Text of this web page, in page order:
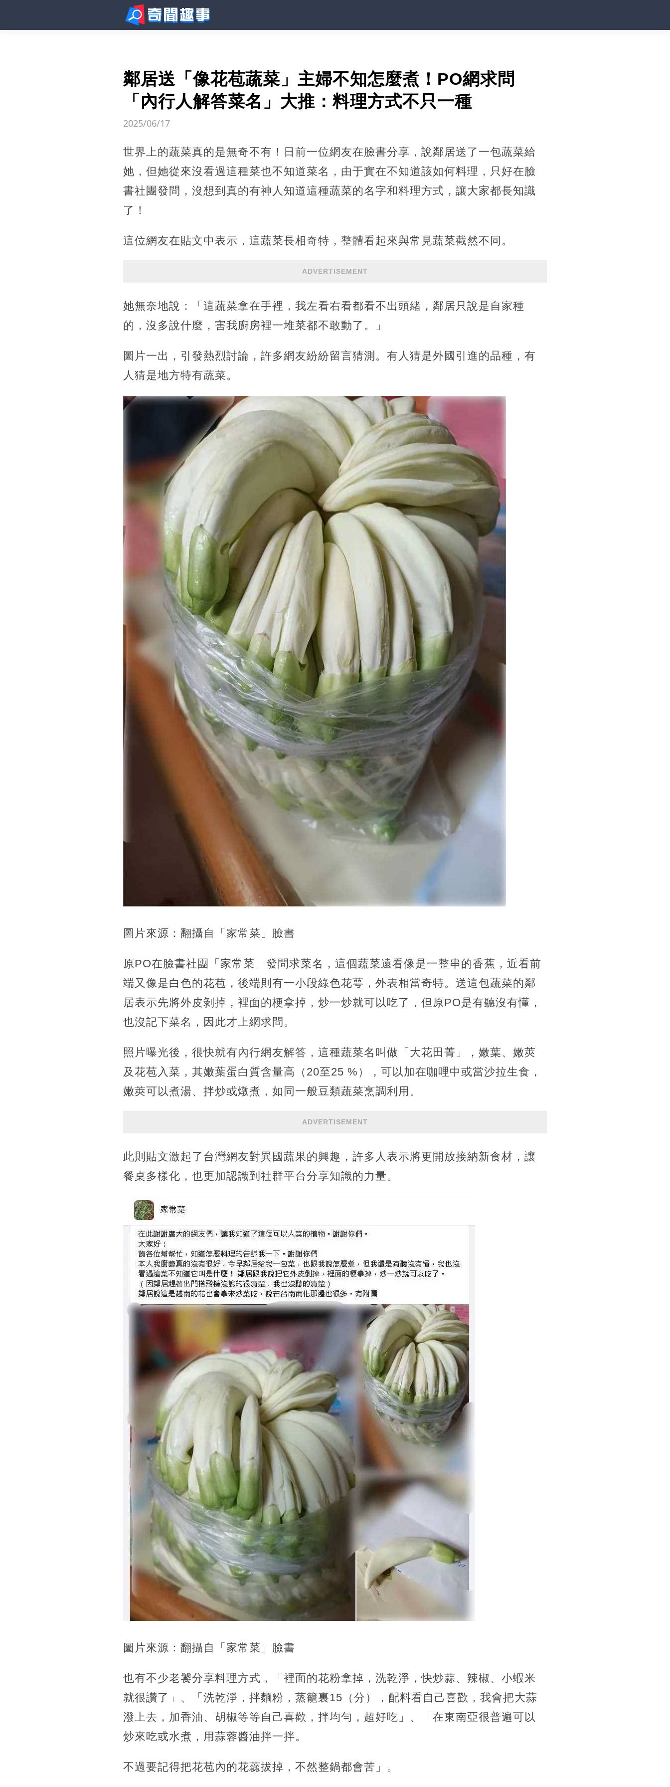
鄰居送「像花苞蔬菜」主婦不知怎麼煮！PO網求問
「內行人解答菜名」大推：料理方式不只一種
2025/06/17
世界上的蔬菜真的是無奇不有！日前一位網友在臉書分享，說鄰居送了一包蔬菜給
她，但她從來沒看過這種菜也不知道菜名，由于實在不知道該如何料理，只好在臉
書社團發問，沒想到真的有神人知道這種蔬菜的名字和料理方式，讓大家都長知識
了！
這位網友在貼文中表示，這蔬菜長相奇特，整體看起來與常見蔬菜截然不同。
ADVERTISEMENT
她無奈地說：「這蔬菜拿在手裡，我左看右看都看不出頭緒，鄰居只說是自家種
的，沒多說什麼，害我廚房裡一堆菜都不敢動了。」
圖片一出，引發熱烈討論，許多網友紛紛留言猜測。有人猜是外國引進的品種，有
人猜是地方特有蔬菜。
圖片來源：翻攝自「家常菜」臉書
原PO在臉書社團「家常菜」發問求菜名，這個蔬菜遠看像是一整串的香蕉，近看前
端又像是白色的花苞，後端則有一小段綠色花萼，外表相當奇特。送這包蔬菜的鄰
居表示先將外皮剝掉，裡面的梗拿掉，炒一炒就可以吃了，但原PO是有聽沒有懂，
也沒記下菜名，因此才上網求問。
照片曝光後，很快就有內行網友解答，這種蔬菜名叫做「大花田菁」，嫩葉、嫩莢
及花苞入菜，其嫩葉蛋白質含量高（20至25 %），可以加在咖哩中或當沙拉生食，
嫩莢可以煮湯、拌炒或燉煮，如同一般豆類蔬菜烹調利用。
ADVERTISEMENT
此則貼文激起了台灣網友對異國蔬果的興趣，許多人表示將更開放接納新食材，讓
餐桌多樣化，也更加認識到社群平台分享知識的力量。
圖片來源：翻攝自「家常菜」臉書
也有不少老饕分享料理方式，「裡面的花粉拿掉，洗乾淨，快炒蒜、辣椒、小蝦米
就很讚了」、「洗乾淨，拌麵粉，蒸籠裏15（分），配料看自己喜歡，我會把大蒜
潑上去，加香油、胡椒等等自己喜歡，拌均勻，超好吃」、「在東南亞很普遍可以
炒來吃或水煮，用蒜蓉醬油拌一拌。
不過要記得把花苞內的花蕊拔掉，不然整鍋都會苦」。